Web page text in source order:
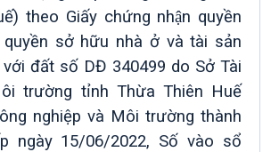
theo Giấy chứng nhận quyền
sở hữu nhà ở và tài sản
với đất số DĐ 340499 do Sở Tài
trường tỉnh Thừa Thiên Huế
nghiệp và Môi trường thành
ngày 15/06/2022, Số vào sổ